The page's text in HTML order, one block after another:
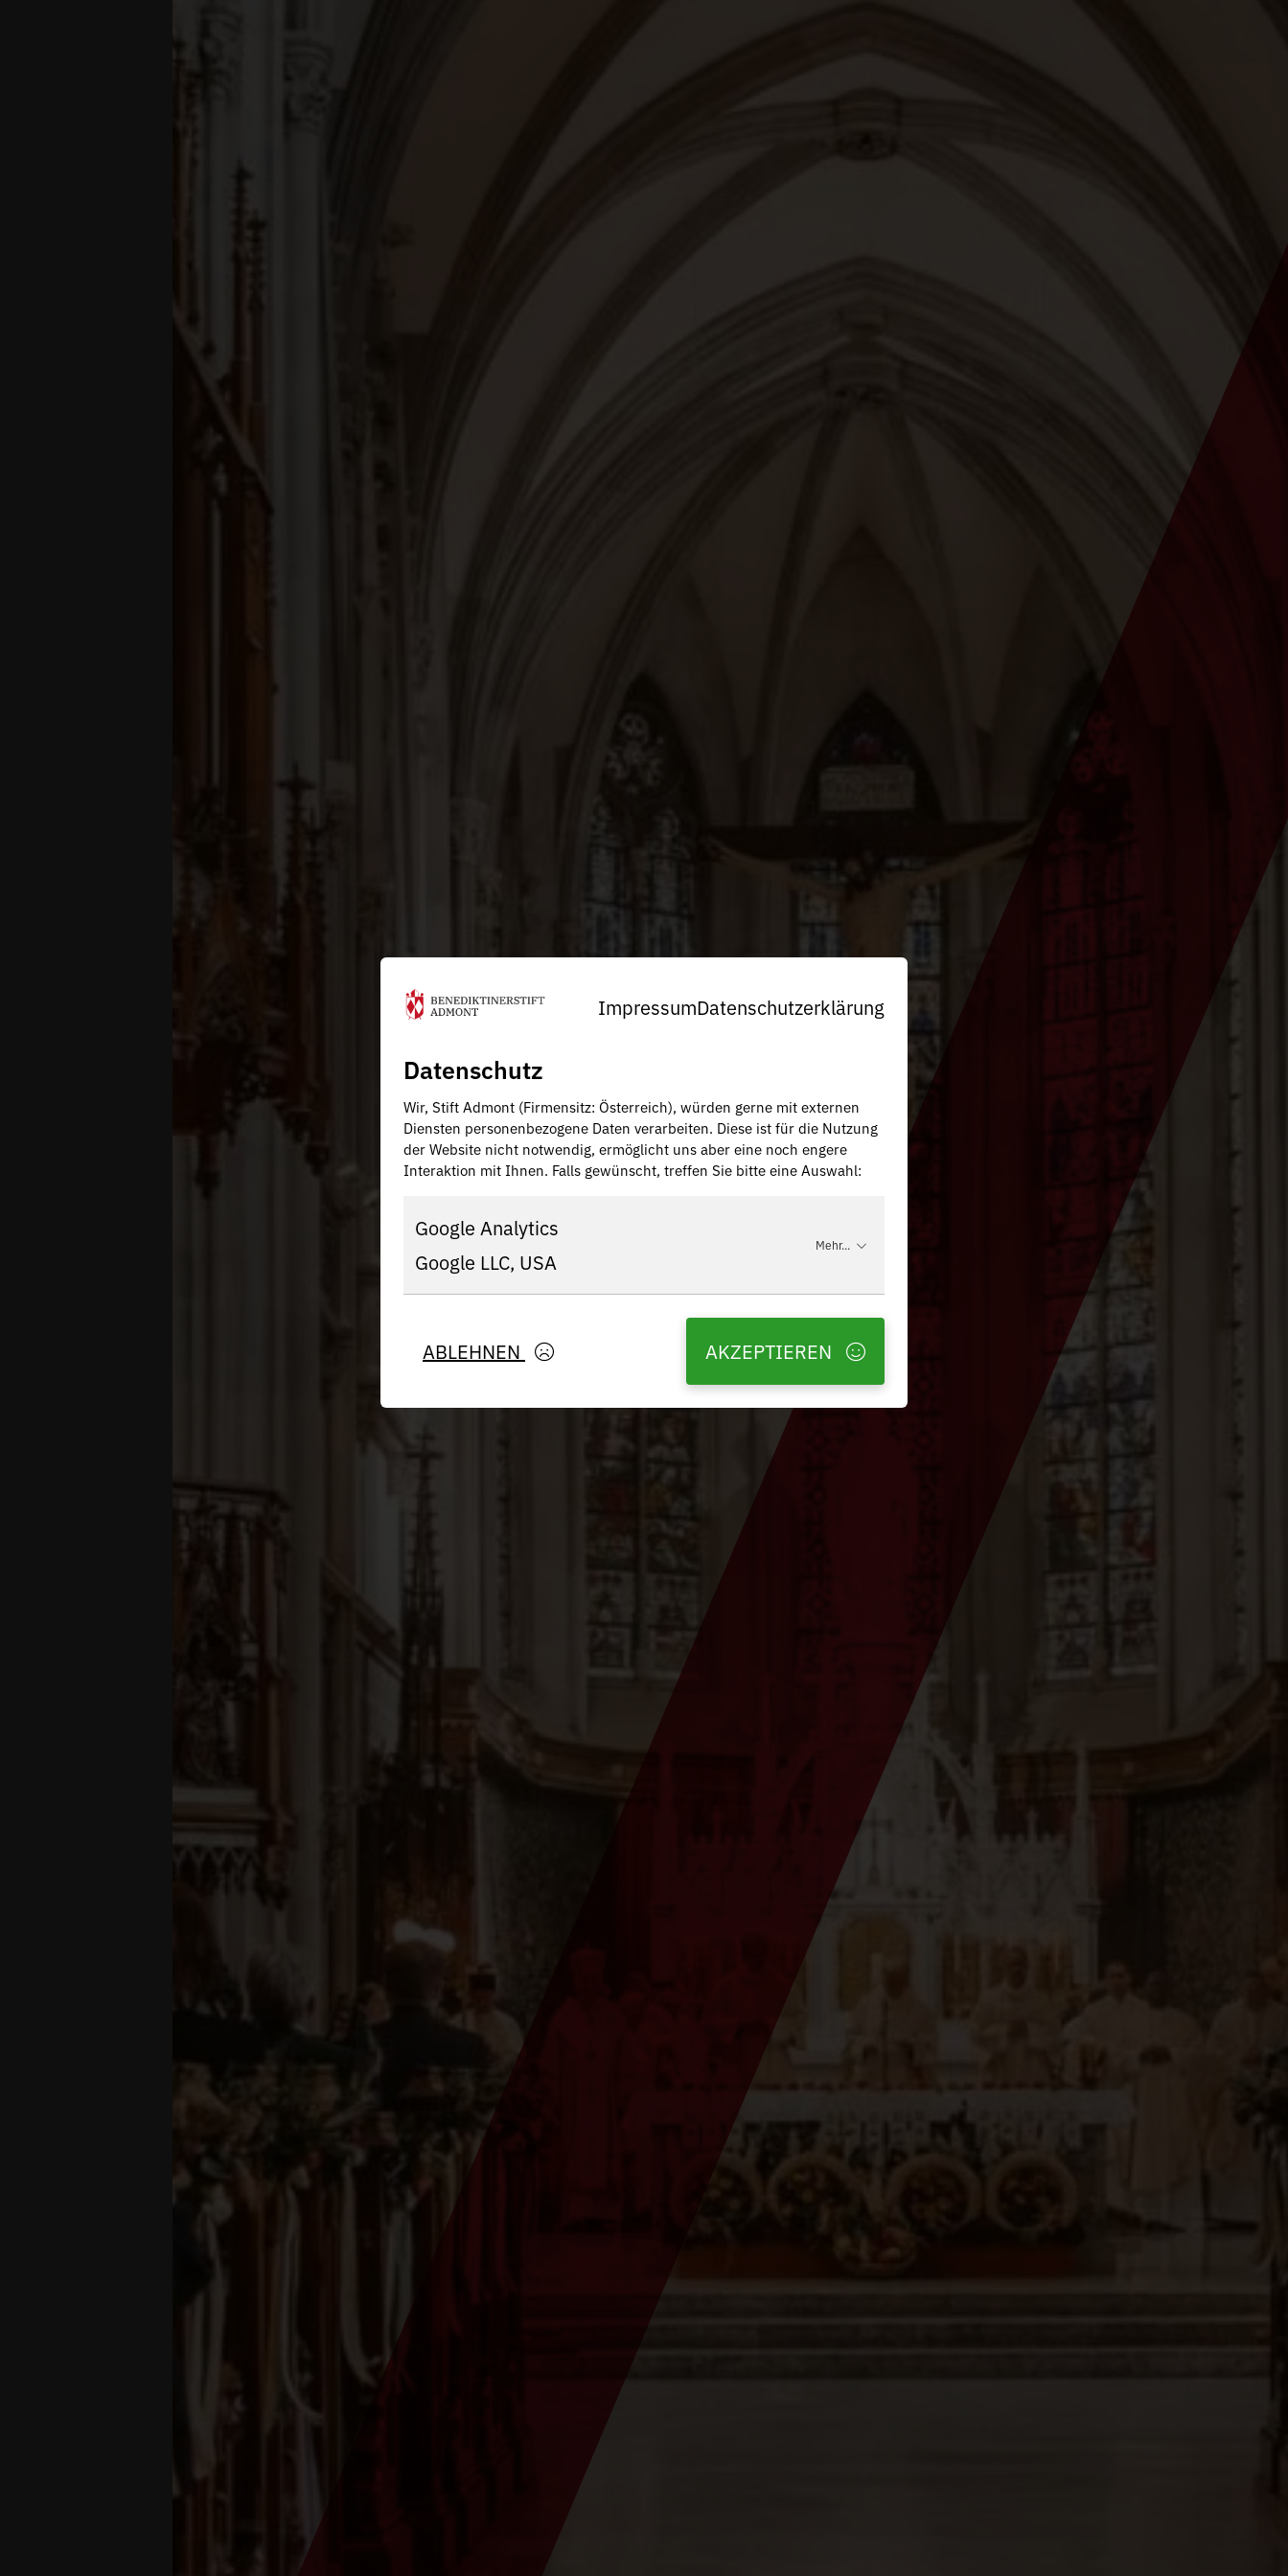
ImpressumDatenschutzerklärung
Datenschutz
Wir, Stift Admont (Firmensitz: Österreich), würden gerne mit externen
Diensten personenbezogene Daten verarbeiten. Diese ist für die Nutzung
der Website nicht notwendig, ermöglicht uns aber eine noch engere
Interaktion mit Ihnen. Falls gewünscht, treffen Sie bitte eine Auswahl:
Google Analytics
Google LLC, USA
Mehr...
ABLEHNEN AKZEPTIEREN